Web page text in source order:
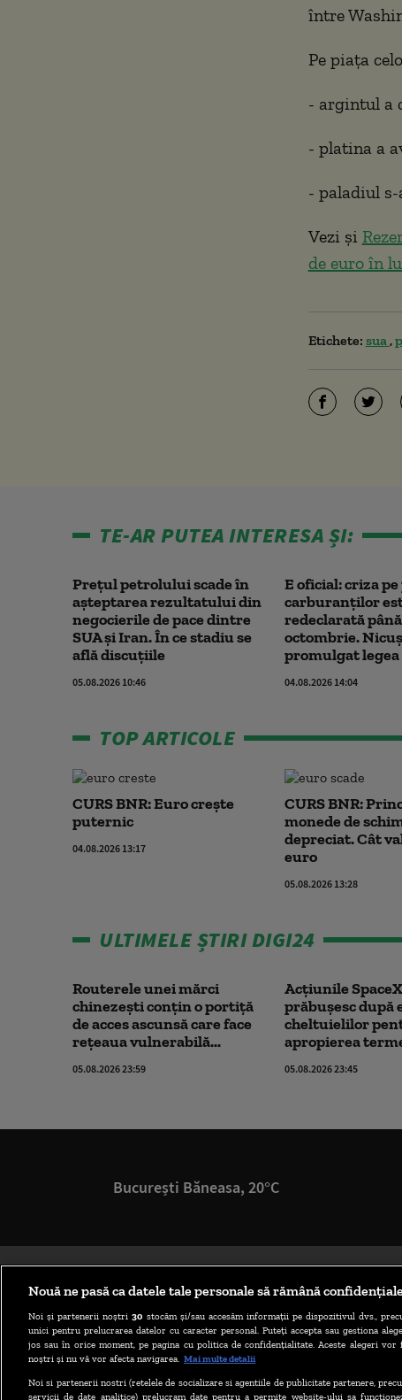
între
Pe piața
- argintul a
- platina a
- paladiul s-
Vezi și
de euro în
Etichete: sua
TE-AR PUTEA INTERESA ȘI:
Prețul petrolului scade în
așteptarea rezultatului din
negocierile de pace dintre
SUA și Iran. În ce stadiu se
află discuțiile
05.08.2026 10:46
E oficial: criza
carburanților
redeclarată până
octombrie.
promulgat legea
04.08.2026 14:04
TOP ARTICOLE
CURS BNR: Euro crește
puternic
04.08.2026 13:17
CURS BNR:
monede de
depreciat. Cât
euro
05.08.2026 13:28
ULTIMELE ȘTIRI DIGI24
Routerele unei mărci
chinezești conțin o portiță
de acces ascunsă care face
rețeaua vulnerabilă...
05.08.2026 23:59
Acţiunile
prăbuşesc după
cheltuielilor
apropierea
05.08.2026 23:45
București Băneasa, 20°C
Nouă ne pasă ca datele tale personale să rămână
Noi și partenerii noștri30 stocăm și/sau accesăm informații pe dispozitivul dvs.,
unici pentru prelucrarea datelor cu caracter personal. Puteți accepta sau gestiona
jos sau în orice moment, pe pagina cu politica de confidențialitate. Aceste alegeri
noștri și nu vă vor afecta navigarea. Mai multe detalii
Noi si partenerii nostri (retelele de socializare si agentiile de publicitate partenere,
servicii de date analitice) prelucram date pentru a permite website-ului sa